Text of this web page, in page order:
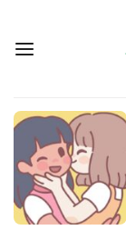
nội